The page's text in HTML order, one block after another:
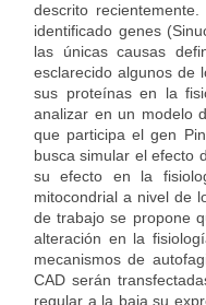
descrito
identificado genes
las únicas causas
esclarecido algunos de
sus proteínas en la
analizar en un modelo
que participa el gen
busca simular el efecto
su efecto en la
mitocondrial a nivel de
de trabajo se propone
alteración en la
mecanismos de
CAD serán
regular a la baja su